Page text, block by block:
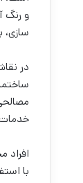
و رنگ
سازی،
در
خدمات
افراد
با